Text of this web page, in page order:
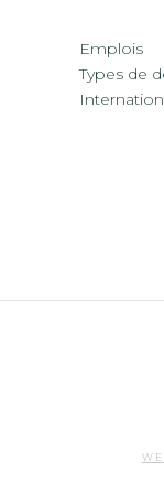
Emplois
Types de